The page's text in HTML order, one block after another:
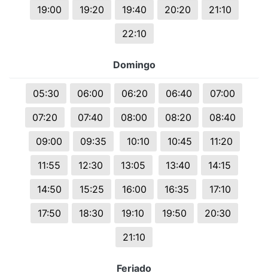
19:00
19:20 19:40 20:20
21:10
22:10
Domingo
05:30 06:00 06:20 06:40
07:00
07:20
07:40 08:00 08:20
08:40
09:00
09:35 10:10 10:45
11:20
11:55
12:30 13:05 13:40
14:15
14:50
15:25 16:00 16:35
17:10
17:50
18:30 19:10 19:50
20:30
21:10
Feriado